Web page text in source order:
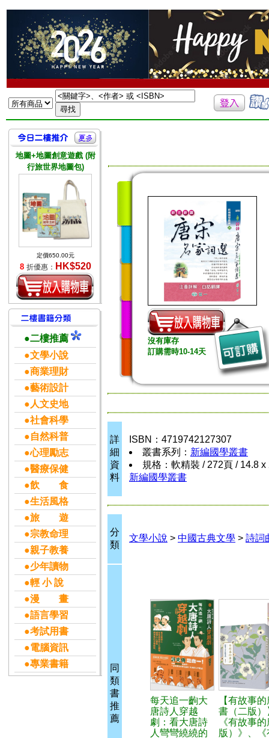
地圖+地圖創意遊戲 (附
行旅世界地圖包)
定價650.00元
8 折優惠： HK$520
●二樓推薦
●文學小說
●商業理財
●藝術設計
●人文史地
●社會科學
●自然科普
●心理勵志
●醫療保健
●飲 食
●生活風格
●旅 遊
●宗教命理
●親子教養
●少年讀物
●輕 小 說
●漫 畫
●語言學習
●考試用書
●電腦資訊
●專業書籍
沒有庫存
訂購需時10-14天
詳
細
資
料
ISBN：4719742127307
叢書系列： 新編國學叢書
規格：軟精裝 / 272頁 / 14.8
新編國學叢書
分
類
文學小說 > 中國古典文學 > 詩詞
同
類
書
推
薦
每天追一齣大
唐詩人穿越
劇：看大唐詩
人彎彎繞繞的
【有故事
書（二版）
《有故事
版）》、